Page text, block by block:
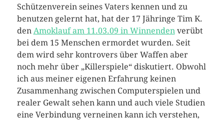
Schützenverein seines Vaters kennen und zu
benutzen gelernt hat, hat der 17 Jähringe Tim K.
den Amoklauf am 11.03.09 in Winnendenverübt
bei dem 15 Menschen ermordet wurden. Seit
dem wird sehr kontrovers über Waffen aber
noch mehr über „Killerspiele“ diskutiert. Obwohl
ich aus meiner eigenen Erfahrung keinen
Zusammenhang zwischen Computerspielen und
realer Gewalt sehen kann und auch viele Studien
eine Verbindung verneinen kann ich verstehen,